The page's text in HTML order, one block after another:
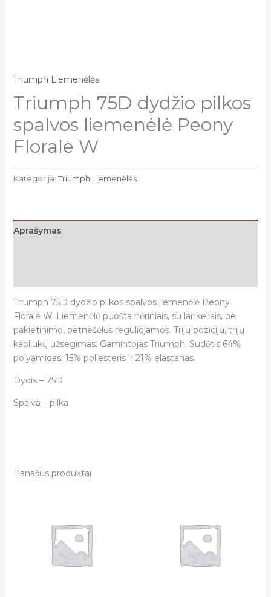
Triumph Liemenėlės
Triumph 75D dydžio pilkos
spalvos liemenėlė Peony
Florale W
Kategorija: Triumph Liemenėlės
Aprašymas
Triumph 75D dydžio pilkos spalvos liemenėlė Peony
Florale W. Liemenėlė puošta nėriniais, su lankeliais, be
pakietinimo, petnešėlės reguliojamos. Trijų pozicijų, trijų
kabliukų užsegimas. Gamintojas Triumph. Sudėtis 64%
polyamidas, 15% poliesteris ir 21% elastanas.
Dydis – 75D
Spalva – pilka
Panašūs produktai